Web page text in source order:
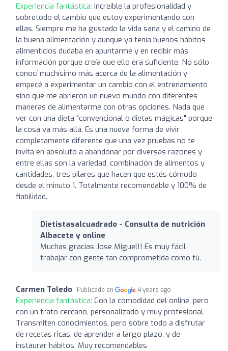
Experiencia fantástica: Increíble la profesionalidad y
sobretodo el cambio que estoy experimentando con
ellas. Siempre me ha gustado la vida sana y el camino de
la buena alimentación y aunque ya tenía buenos hábitos
alimenticios dudaba en apuntarme y en recibir más
información porque creía que ello era suficiente. No sólo
conocí muchísimo más acerca de la alimentación y
empecé a experimentar un cambio con el entrenamiento
sino que me abrieron un nuevo mundo con diferentes
maneras de alimentarme con otras opciones. Nada que
ver con una dieta "convencional o dietas mágicas" porque
la cosa va más allá. Es una nueva forma de vivir
completamente diferente que una vez pruebas no te
invita en absoluto a abandonar por diversas razones y
entre ellas son la variedad, combinación de alimentos y
cantidades, tres pilares que hacen que estés cómodo
desde el minuto 1. Totalmente recomendable y 100% de
fiabilidad.
Dietistasalcuadrado - Consulta de nutrición
Albacete y online
Muchas gracias Jose Miguel!! Es muy fácil
trabajar con gente tan comprometida como tú.
Carmen Toledo Publicada en 4 years ago
Experiencia fantástica: Con la comodidad del online, pero
con un trato cercano, personalizado y muy profesional.
Transmiten conocimientos, pero sobre todo a disfrutar
de recetas ricas, de aprender a largo plazo, y de
instaurar hábitos. Muy recomendables